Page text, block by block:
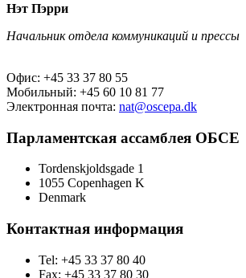
Нэт Пэрри
Начальник отдела коммуникаций и прессы
Офис: +45 33 37 80 55
Мобильный: +45 60 10 81 77
Электронная почта: nat@oscepa.dk
Парламентская ассамблея ОБСЕ
Tordenskjoldsgade 1
1055 Copenhagen K
Denmark
Контактная информация
Tel: +45 33 37 80 40
Fax: +45 33 37 80 30